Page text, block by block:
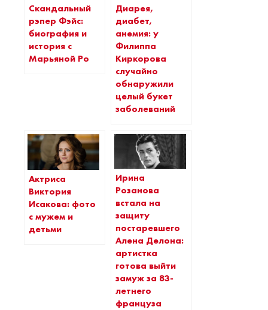
Скандальный
рэпер Фэйс:
биография и
история с
Марьяной Ро
Диарея,
диабет,
анемия: у
Филиппа
Киркорова
случайно
обнаружили
целый букет
заболеваний
Актриса
Виктория
Исакова: фото
с мужем и
детьми
Ирина
Розанова
встала на
защиту
постаревшего
Алена Делона:
артистка
готова выйти
замуж за 83-
летнего
француза